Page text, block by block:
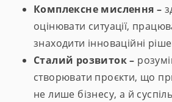
Комплексне мислення –
оцінювати ситуації,
знаходити інноваційні
Сталий розвиток –
створювати проєкти, що
не лише бізнесу, а й